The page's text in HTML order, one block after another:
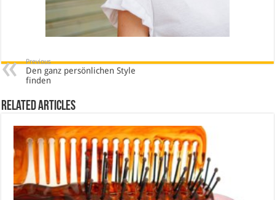
Previous
Den ganz persönlichen Style
finden
Related Articles